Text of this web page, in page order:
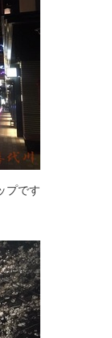
プです